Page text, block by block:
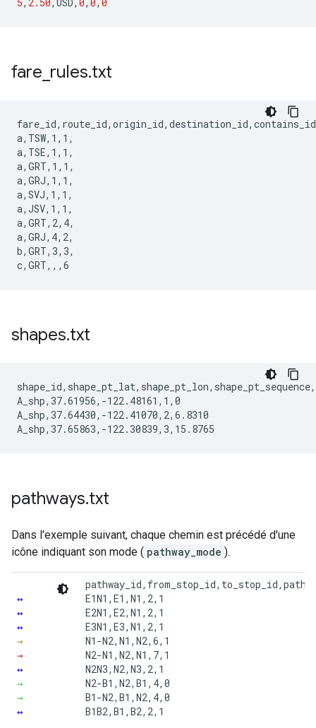
fare rules.txt
fare_id,route_id,origin_id,destination_id,contains_id
a,TSW,1,1,
a,TSE,1,1,
a,GRT,1,1,
a,GRJ,1,1,
a,SVJ,1,1,
a,JSV,1,1,
a,GRT,2,4,
a,GRJ,4,2,
b,GRT,3,3,
shapes.txt
A_shp,37.61956,-122.48161,1,0
A_shp,37.64430,-122.41070,2,6.8310
pathways.txt
Dans l'exemple suivant, chaque chemin est précédé d'une
icône indiquant son mode ( pathway_mode ).
↔
↔
↔
→
→
↔
→
→
↔
E1N1,E1,N1,2,1
E2N1,E2,N1,2,1
E3N1,E3,N1,2,1
N1-N2,N1,N2,6,1
N2-N1,N2,N1,7,1
N2N3,N2,N3,2,1
N2-B1,N2,B1,4,0
B1-N2,B1,N2,4,0
B1B2,B1,B2,2,1